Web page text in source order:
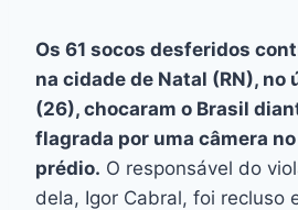
e
b
o
o
k
s
e
n
g
er
s
A
p
p
a
d
s
er
p
y
Li
n
k
Os 61 socos desferidos
na cidade de Natal (RN), no
(26), chocaram o Brasil
flagrada por uma câmera
prédio. O responsável do
dela, Igor Cabral, foi recluso